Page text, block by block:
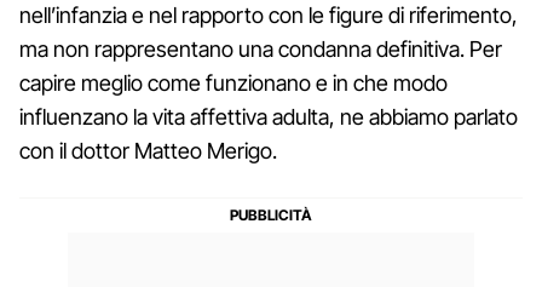
nell’infanzia e nel rapporto con le figure di riferimento,
ma non rappresentano una condanna definitiva. Per
capire meglio come funzionano e in che modo
influenzano la vita affettiva adulta, ne abbiamo parlato
con il dottor Matteo Merigo.